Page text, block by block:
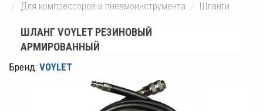
Для компрессоров и пневмоинструмента
Шланги
ШЛАНГ VOYLET РЕЗИНОВЫЙ
АРМИРОВАННЫЙ
Бренд: VOYLET